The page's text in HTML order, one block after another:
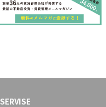
SERVISE